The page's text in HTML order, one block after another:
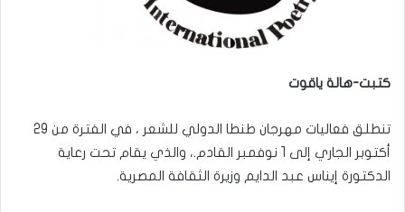
كتبت-هالة ياقوت
تنطلق فعاليات مهرجان طنطا الدولي للشعر ، في الفترة من 29
أكتوبر الجاري إلى 1 نوفمبر القادم.، والذي يقام تحت رعاية
الدكتورة إيناس عبد الدايم وزيرة الثقافة المصرية.